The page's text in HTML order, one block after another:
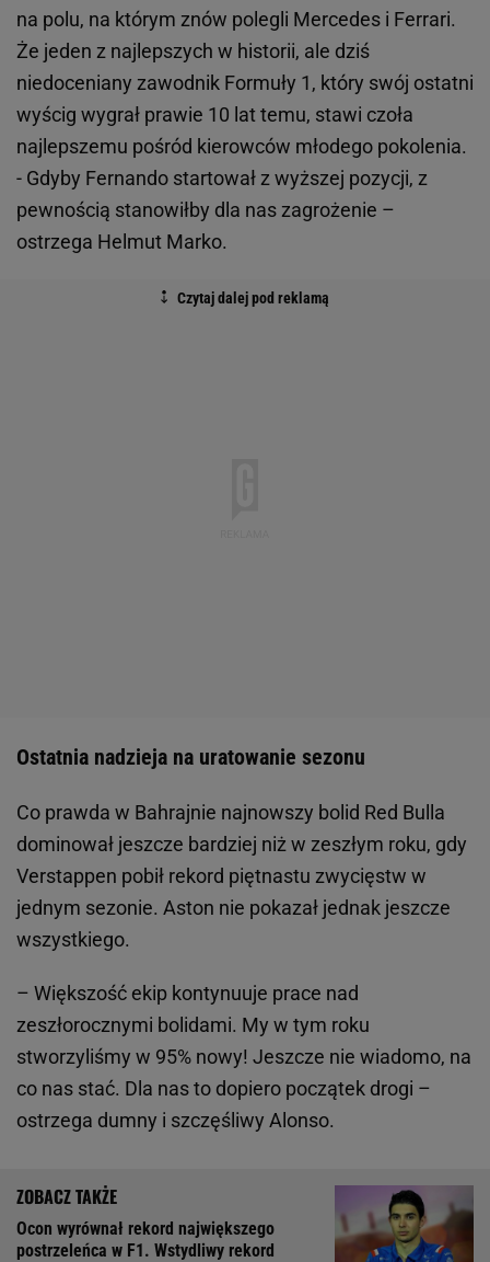
na polu, na którym znów polegli Mercedes i Ferrari.
Że jeden z najlepszych w historii, ale dziś
niedoceniany zawodnik Formuły 1, który swój ostatni
wyścig wygrał prawie 10 lat temu, stawi czoła
najlepszemu pośród kierowców młodego pokolenia.
- Gdyby Fernando startował z wyższej pozycji, z
pewnością stanowiłby dla nas zagrożenie –
ostrzega Helmut Marko.
Ostatnia nadzieja na uratowanie sezonu
Co prawda w Bahrajnie najnowszy bolid Red Bulla
dominował jeszcze bardziej niż w zeszłym roku, gdy
Verstappen pobił rekord piętnastu zwycięstw w
jednym sezonie. Aston nie pokazał jednak jeszcze
wszystkiego.
– Większość ekip kontynuuje prace nad
zeszłorocznymi bolidami. My w tym roku
stworzyliśmy w 95% nowy! Jeszcze nie wiadomo, na
co nas stać. Dla nas to dopiero początek drogi –
ostrzega dumny i szczęśliwy Alonso.
Ocon wyrównał rekord największego
postrzeleńca w F1. Wstydliwy rekord